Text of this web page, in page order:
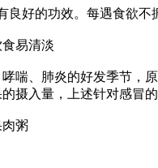
良好的功效。每遇食欲不
易清淡
喘、肺炎的好发季节，
摄入量，上述针对感冒的
粥